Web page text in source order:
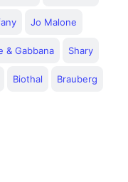
Jo Malone
& Gabbana Shary
Biothal Brauberg